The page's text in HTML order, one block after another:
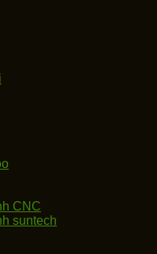
CNC
suntech